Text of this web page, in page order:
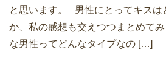
と思います。 男性にとってキスは
か、私の感想も交えつつまとめて
な男性ってどんなタイプなの […]